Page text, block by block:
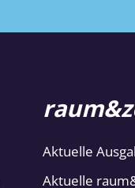
Aktuelle
Aktuelle